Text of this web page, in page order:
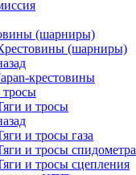
(шарниры)
(шарниры)
крестовины
тросы
и тросы
и тросы газа
и тросы спидометра
и тросы сцепления